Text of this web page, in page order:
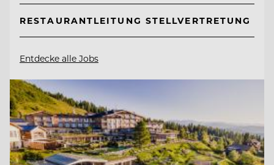
RESTAURANTLEITUNG STELLVERTRETUNG
Entdecke alle Jobs